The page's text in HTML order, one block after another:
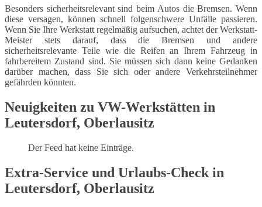
Besonders sicherheitsrelevant sind beim Autos die Bremsen. Wenn
diese versagen, können schnell folgenschwere Unfälle passieren.
Wenn Sie Ihre Werkstatt regelmäßig aufsuchen, achtet der Werkstatt-
Meister stets darauf, dass die Bremsen und andere
sicherheitsrelevante Teile wie die Reifen an Ihrem Fahrzeug in
fahrbereitem Zustand sind. Sie müssen sich dann keine Gedanken
darüber machen, dass Sie sich oder andere Verkehrsteilnehmer
gefährden könnten.
Neuigkeiten zu VW-Werkstätten in
Leutersdorf, Oberlausitz
Der Feed hat keine Einträge.
Extra-Service und Urlaubs-Check in
Leutersdorf, Oberlausitz